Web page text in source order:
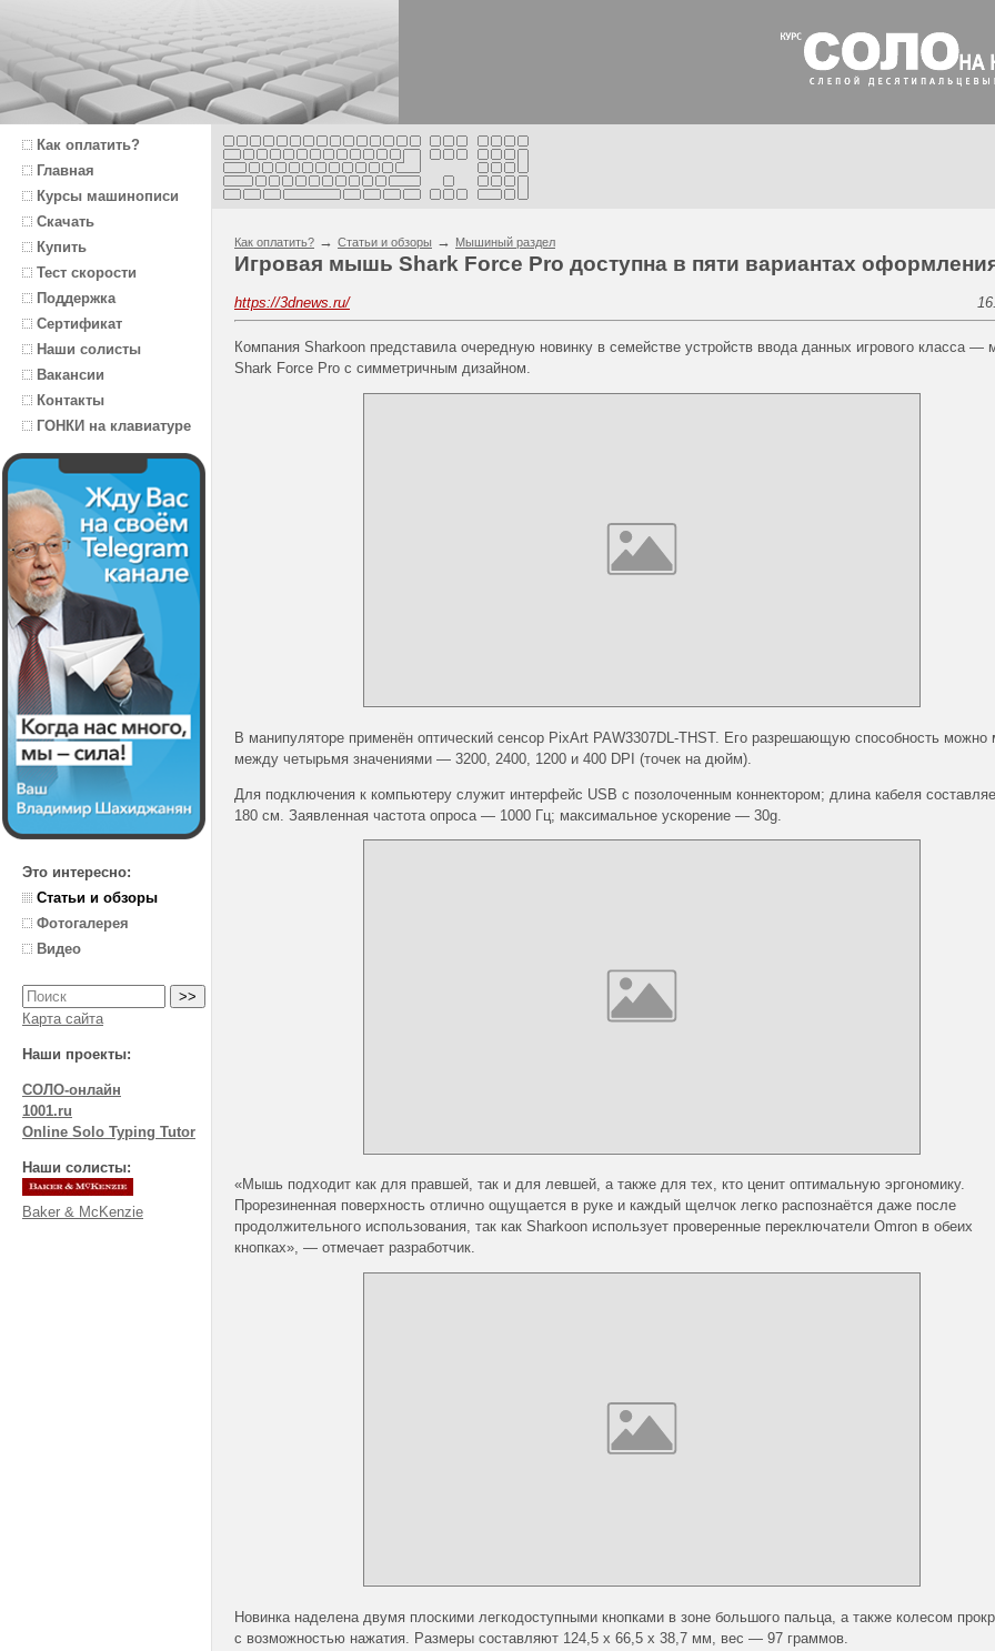
Как оплатить?
Главная
Курсы машинописи
Скачать
Купить
Тест скорости
Поддержка
Сертификат
Наши солисты
Вакансии
Контакты
ГОНКИ на клавиатуре
Это интересно:
Статьи и обзоры
Фотогалерея
Видео
Карта сайта
Наши проекты:
СОЛО-онлайн
1001.ru
Online Solo Typing Tutor
Наши солисты:
Baker & McKenzie
Как оплатить? → Статьи и обзоры → Мышиный раздел
Игровая мышь Shark Force Pro доступна в пяти вариантах
https://3dnews.ru/
Компания Sharkoon представила очередную новинку в семействе устройств ввода данных игрового класса —
Shark Force Pro с симметричным дизайном.
В манипуляторе применён оптический сенсор PixArt PAW3307DL-THST. Его разрешающую способность можно
между четырьмя значениями — 3200, 2400, 1200 и 400 DPI (точек на дюйм).
Для подключения к компьютеру служит интерфейс USB с позолоченным коннектором; длина кабеля
180 см. Заявленная частота опроса — 1000 Гц; максимальное ускорение — 30g.
«Мышь подходит как для правшей, так и для левшей, а также для тех, кто ценит оптимальную эргономику.
Прорезиненная поверхность отлично ощущается в руке и каждый щелчок легко распознаётся даже после
продолжительного использования, так как Sharkoon использует проверенные переключатели Omron в обеих
кнопках», — отмечает разработчик.
Новинка наделена двумя плоскими легкодоступными кнопками в зоне большого пальца, а также колесом
с возможностью нажатия. Размеры составляют 124,5 x 66,5 x 38,7 мм, вес — 97 граммов.